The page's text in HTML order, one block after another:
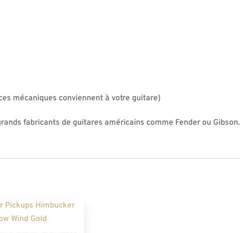
mécaniques conviennent à votre guitare)
fabricants de guitares américains comme Fender ou Gibson.